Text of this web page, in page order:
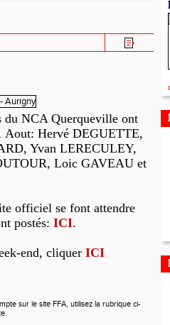
du NCA Querqueville ont
Aout: Hervé DEGUETTE,
Yvan LERECULEY,
Loic GAVEAU et
officiel se font attendre
postés: ICI.
end, cliquer ICI
sur le site FFA, utilisez la rubrique ci-